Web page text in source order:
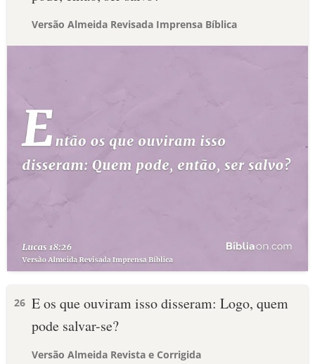
Versão Almeida Revisada Imprensa Bíblica
26 E os que ouviram isso disseram: Logo, quem
pode salvar-se?
Versão Almeida Revista e Corrigida